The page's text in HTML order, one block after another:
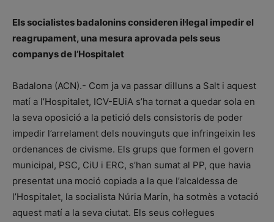
Els socialistes badalonins consideren il·legal impedir el
reagrupament, una mesura aprovada pels seus
companys de l’Hospitalet
Badalona (ACN).- Com ja va passar dilluns a Salt i aquest
matí a l’Hospitalet, ICV-EUiA s’ha tornat a quedar sola en
la seva oposició a la petició dels consistoris de poder
impedir l’arrelament dels nouvinguts que infringeixin les
ordenances de civisme. Els grups que formen el govern
municipal, PSC, CiU i ERC, s’han sumat al PP, que havia
presentat una moció copiada a la que l’alcaldessa de
l’Hospitalet, la socialista Núria Marín, ha sotmès a votació
aquest matí a la seva ciutat. Els seus col·legues